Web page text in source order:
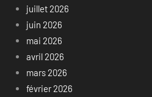
juillet 2026
juin 2026
mai 2026
avril 2026
mars 2026
février 2026